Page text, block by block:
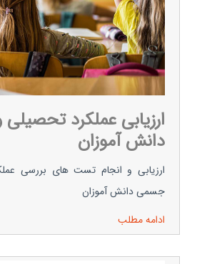
ارزیابی عملکرد
دانش آموزان
ارزیابی و انجام تست های بررسی
جسمی دانش آموزان
ادامه مطلب